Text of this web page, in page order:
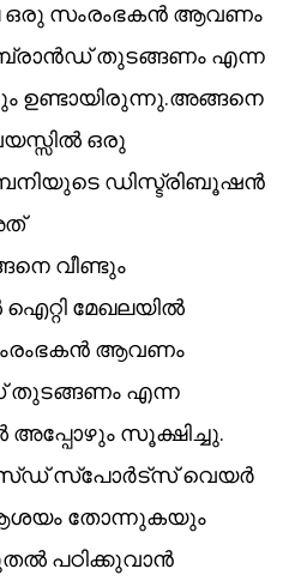
ഒരു സംരംഭകൻ ആവണം
ബ്രാൻഡ് തുടങ്ങണം എന്ന
ഉണ്ടായിരുന്നു.അങ്ങനെ
ഒരു
ഡിസ്ട്രിബൂഷൻ
വീണ്ടും
മേഖലയിൽ
ആവണം
തുടങ്ങണം എന്ന
അപ്പോഴും സൂക്ഷിച്ചു.
സ്പോർട്സ് വെയർ
തോന്നുകയും
പഠിക്കുവാൻ